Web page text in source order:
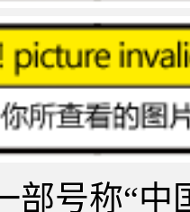
部号称“中